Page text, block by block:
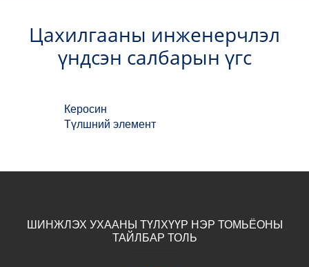
Цахилгааны инженерчлэл
үндсэн салбарын үгс
Керосин
Түлшний элемент
ШИНЖЛЭХ УХААНЫ ТҮЛХҮҮР НЭР ТОМЬЁОНЫ
ТАЙЛБАР ТОЛЬ